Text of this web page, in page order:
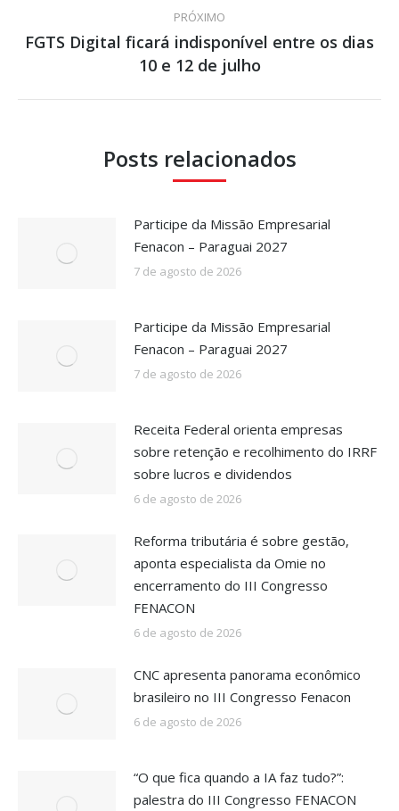
PRÓXIMO
Próximo
post:
FGTS Digital ficará indisponível entre os dias
10 e 12 de julho
Posts relacionados
Participe da Missão Empresarial
Fenacon – Paraguai 2027
7 de agosto de 2026
Participe da Missão Empresarial
Fenacon – Paraguai 2027
7 de agosto de 2026
Receita Federal orienta empresas
sobre retenção e recolhimento do IRRF
sobre lucros e dividendos
6 de agosto de 2026
Reforma tributária é sobre gestão,
aponta especialista da Omie no
encerramento do III Congresso
FENACON
6 de agosto de 2026
CNC apresenta panorama econômico
brasileiro no III Congresso Fenacon
6 de agosto de 2026
“O que fica quando a IA faz tudo?”:
palestra do III Congresso FENACON